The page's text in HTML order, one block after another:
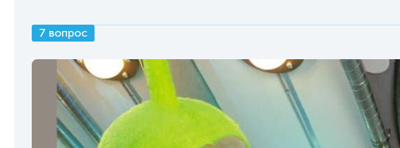
7 вопрос